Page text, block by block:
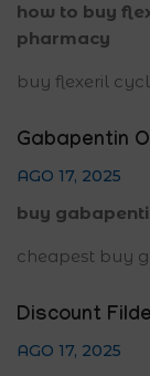
how to buy
pharmacy
buy flexeril
Gabapentin
AGO 17, 2025
buy
cheapest buy
Discount
AGO 17, 2025